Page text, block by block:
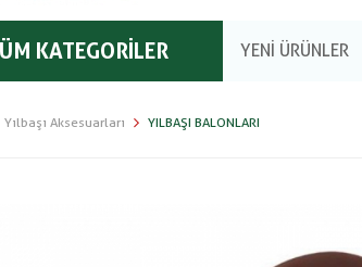
KATEGORILER YENİ ÜRÜNLER
Yılbaşı Aksesuarları YILBAŞI BALONLARI